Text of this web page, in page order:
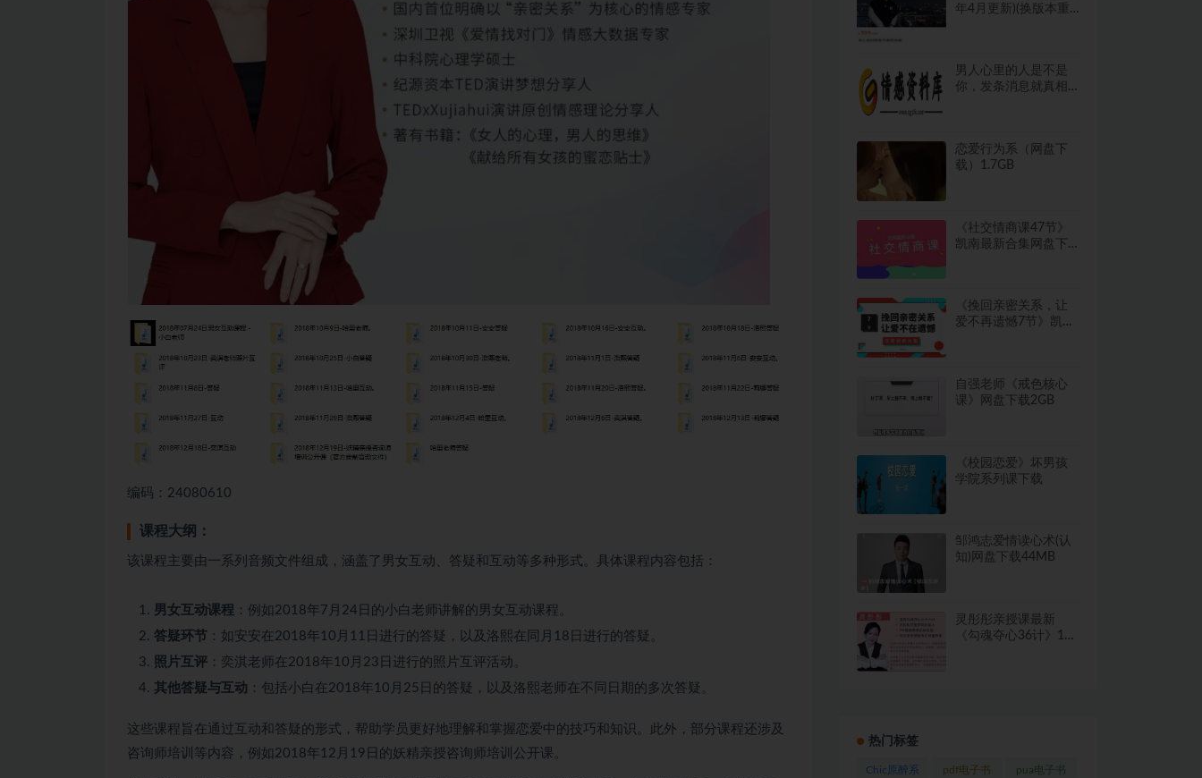
编码：24080610
课程大纲：
该课程主要由一系列音频文件组成，涵盖了男女互动、答疑和互动等多种形式。具体课程内容包括：
男女互动课程 ：例如2018年7月24日的小白老师讲解的男女互动课程。
答疑环节 ：如安安在2018年10月11日进行的答疑，以及洛熙在同月18日进行的答疑。
照片互评 ：奕淇老师在2018年10月23日进行的照片互评活动。
其他答疑与互动 ：包括小白在2018年10月25日的答疑，以及洛熙老师在不同日期的多次答疑。
这些课程旨在通过互动和答疑的形式，帮助学员更好地理解和掌握恋爱中的技巧和知识。此外，部分课程还涉及
咨询师培训等内容，例如2018年12月19日的妖精亲授咨询师培训公开课。
年4月更新)(换版本重
男人心里的人是不是
你，发条消息就真相
恋爱行为系（网盘下
载）1.7GB
《社交情商课47节》
凯南最新合集网盘下
《挽回亲密关系，让
爱不再遗憾7节》凯南
自强老师《戒色核心
课》网盘下载2GB
《校园恋爱》坏男孩
学院系列课下载
邹鸿志爱情读心术(认
知)网盘下载44MB
灵彤彤亲授课最新
《勾魂夺心36计》10
热门标签
Chic原醉系 pdf电子书 pua电子书